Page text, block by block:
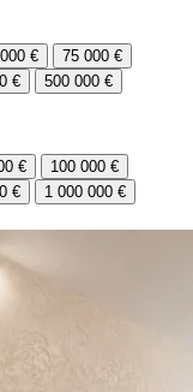
€
75 000 €
€ 500 000 €
€
100 000 €
€
1 000 000 €